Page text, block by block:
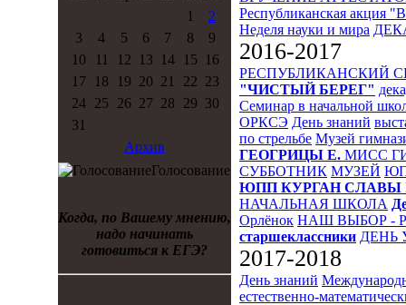
1
2
3
4 5 6 7 8
9
10
11 12 13 14 15
16
17
18 19 20 21 22 23
24
25 26 27 28 29 30
31
Архив
Голосование
Когда, по Вашему мнению,
надо начинать
готовиться к ЕГЭ?
Республиканская акция
Неделя науки и мира
2016-2017
РЕСПУБЛИКАНСКИЙ
"ЧИСТЫЙ БЕРЕГ"
Семинар в начальной
ОРКСЭ День знаний
по стрельбе Музей
ГЕОГРИЦЫ Е. МИСС
СУББОТНИК МУЗЕЙ
ЮПП КУРГАН СЛАВЫ
НАЧАЛЬНАЯ ШКОЛА
Орлёнок НАШ ВЫБОР -
старшеклассники ДЕНЬ
2017-2018
День знаний
естественно-